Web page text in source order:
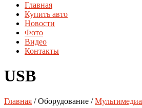
Главная
Купить авто
Новости
Фото
Видео
Контакты
USB
Главная / Оборудование /Мультимедиа